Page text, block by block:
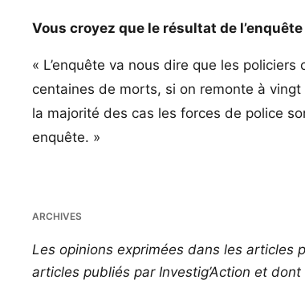
Vous croyez que le résultat de
« L’enquête va nous dire que les
centaines de morts, si on remonte à
la majorité des cas les forces de police
enquête. »
ARCHIVES
Les opinions exprimées dans les articles
articles publiés par Investig’Action et